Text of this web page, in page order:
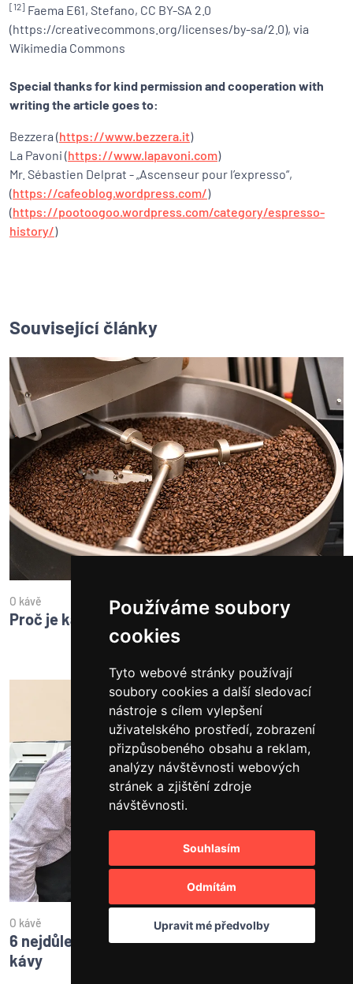
Používáme soubory
cookies
Tyto webové stránky používají
soubory cookies a další sledovací
nástroje s cílem vylepšení
uživatelského prostředí, zobrazení
přizpůsobeného obsahu a reklam,
analýzy návštěvnosti webových
stránek a zjištění zdroje
návštěvnosti.
Souhlasím
Odmítám
Upravit mé předvolby
[12] Faema E61, Stefano, CC BY-SA 2.0
(https://creativecommons.org/licenses/by-sa/2.0), via
Wikimedia Commons
Special thanks for kind permission and cooperation with
writing the article goes to:
Bezzera (https://www.bezzera.it)
La Pavoni (https://www.lapavoni.com)
Mr. Sébastien Delprat - „Ascenseur pour l’expresso“,
(https://cafeoblog.wordpress.com/)
(https://pootoogoo.wordpress.com/category/espresso-
history/)
Související články
O kávě
Proč je káva kyselá?
O kávě
6 nejdůležitějších faktorů, které ovlivňují chuť
kávy